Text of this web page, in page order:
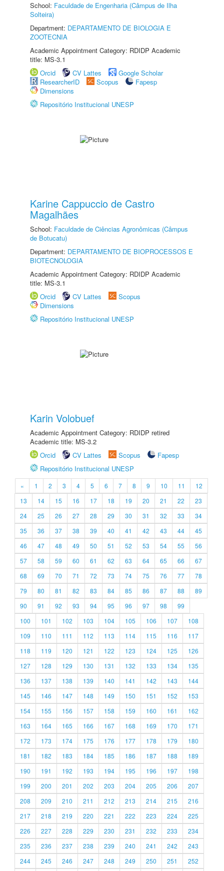
School: Faculdade de Engenharia (Câmpus de Ilha
Solteira)
Department: DEPARTAMENTO DE BIOLOGIA E
ZOOTECNIA
Academic Appointment Category: RDIDP Academic
title: MS-3.1
Orcid
CV Lattes
Google Scholar
ResearcherID
Scopus
Fapesp
Dimensions
Repositório Institucional UNESP
Karine Cappuccio de Castro
Magalhães
School: Faculdade de Ciências Agronômicas (Câmpus
de Botucatu)
Department: DEPARTAMENTO DE BIOPROCESSOS E
BIOTECNOLOGIA
Academic Appointment Category: RDIDP Academic
title: MS-3.1
Orcid
CV Lattes
Scopus
Dimensions
Repositório Institucional UNESP
Karin Volobuef
Academic Appointment Category: RDIDP retired
Academic title: MS-3.2
Orcid
CV Lattes Scopus
Fapesp
Repositório Institucional UNESP
« 1 2 3 4 5 6 7 8 9 10 11
12
13
14 15 16 17 18 19 20 21 22
23
24
25 26 27 28 29 30 31 32 33
34
35
36 37 38 39 40 41 42 43 44
45
46
47 48 49 50 51 52 53 54 55
56
57
58 59 60 61 62 63 64 65 66
67
68
69 70 71 72 73 74 75 76 77
78
79
80 81 82 83 84 85 86 87 88
89
90
91 92 93 94 95 96 97 98
99
100
101 102 103 104 105 106 107
108
109
110 111 112 113 114 115 116
117
118
119 120 121 122 123 124 125
126
127
128 129 130 131 132 133 134
135
136
137 138 139 140 141 142 143
144
145
146 147 148 149 150 151 152
153
154
155 156 157 158 159 160 161
162
163
164 165 166 167 168 169 170
171
172
173 174 175 176 177 178 179
180
181
182 183 184 185 186 187 188
189
190
191 192 193 194 195 196 197
198
199
200 201 202 203 204 205 206
207
208
209 210 211 212 213 214 215
216
217
218 219 220 221 222 223 224
225
226
227 228 229 230 231 232 233
234
235
236 237 238 239 240 241 242
243
244
245 246 247 248 249 250 251 252